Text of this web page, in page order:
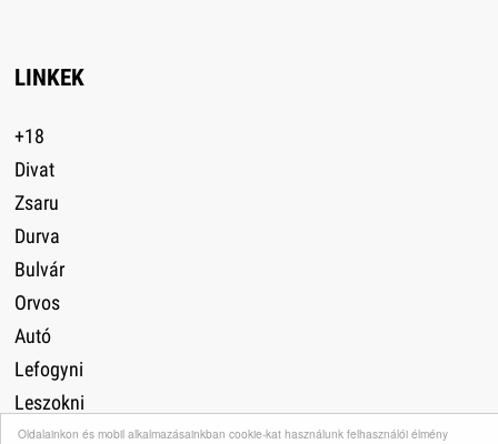
Oldalainkon és mobil alkalmazásainkban cookie-kat használunk felhasználói élmény
LINKEK
+18
Divat
Zsaru
Durva
Bulvár
Orvos
Autó
Lefogyni
Leszokni